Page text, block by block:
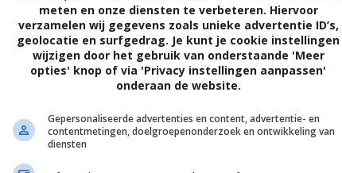
remake van de cultklassieke Time-Slip, verandert
voor de toekomst. Bij het testen van een
iets mis; Kolonrl Matoba en zijn mannen verdwijnen
en belanden in het Japan van de Middeleeuwen.
wordt teruggestuurd in de tijd om Matoba terug te
Japan is Matoba uitgegroeid tot een
heel Japan wil veroveren. Een bloedige strijd
meten en onze diensten te verbeteren. Hiervoor
verzamelen wij gegevens zoals unieke advertentie ID’s,
geolocatie en surfgedrag. Je kunt je cookie instellingen
wijzigen door het gebruik van onderstaande 'Meer
opties' knop of via 'Privacy instellingen aanpassen'
onderaan de website.
Gepersonaliseerde advertenties en content, advertentie- en
contentmetingen, doelgroepenonderzoek en ontwikkeling van
diensten